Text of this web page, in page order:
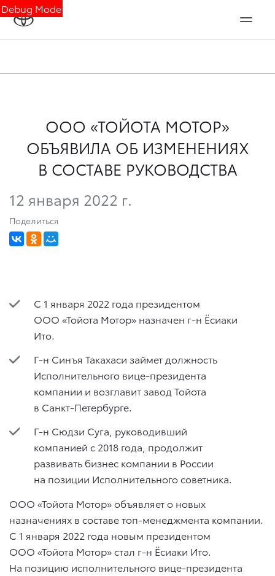
Debug Mode
ООО «ТОЙОТА МОТОР»
ОБЪЯВИЛА ОБ ИЗМЕНЕНИЯХ
В СОСТАВЕ РУКОВОДСТВА
12 января 2022 г.
Поделиться
С 1 января 2022 года президентом
ООО «Тойота Мотор» назначен г-н Ёсиаки
Ито.
Г-н Синъя Такахаси займет должность
Исполнительного вице-президента
компании и возглавит завод Тойота
в Санкт-Петербурге.
Г-н Сюдзи Суга, руководивший
компанией с 2018 года, продолжит
развивать бизнес компании в России
на позиции Исполнительного советника.
ООО «Тойота Мотор» объявляет о новых
назначениях в составе топ-менеджмента компании.
C 1 января 2022 года новым президентом
ООО «Тойота Мотор» стал г-н Ёсиаки Ито.
На позицию исполнительного вице-президента